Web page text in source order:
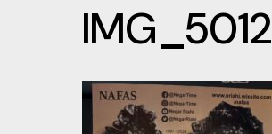
IMG_5012